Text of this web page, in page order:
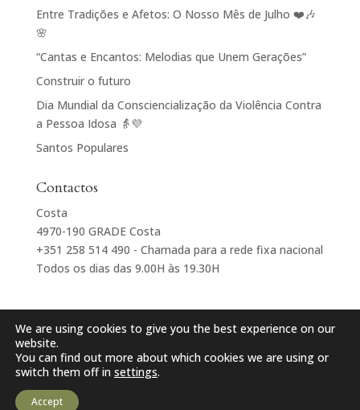
Entre Tradições e Afetos: O Nosso Mês de Julho ❤️🎶
🌸
“Cantas e Encantos: Melodias que Unem Gerações”
Construir o futuro
Dia Mundial da Consciencialização da Violência Contra
a Pessoa Idosa 👵💜
Santos Populares
Contactos
Costa
4970-190 GRADE Costa
+351 258 514 490 - Chamada para a rede fixa nacional
Todos os dias das 9.00H às 19.30H
Centro Paroquial e Social de Sta Maria de Grade
POLÍTICA DE PRIVACIDADE
We are using cookies to give you the best experience on our
website.
You can find out more about which cookies we are using or
switch them off in settings.
Accept